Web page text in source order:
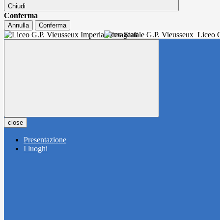
Chiudi
Conferma
Annulla Conferma
Liceo Statale G.P. Vieusseux Liceo
close
Presentazione
I luoghi